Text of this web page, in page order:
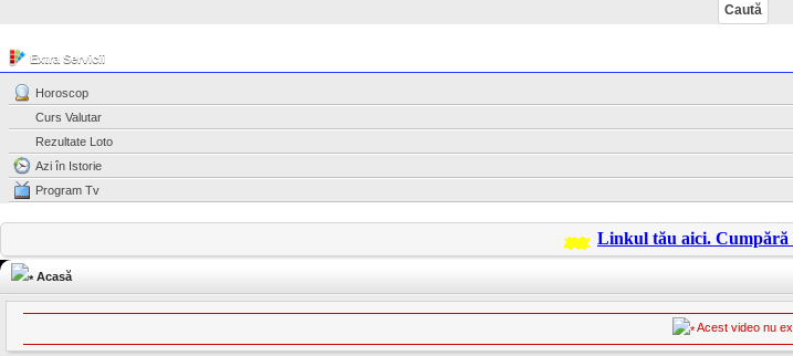
Extra Servicii
Horoscop
Curs Valutar
Rezultate Loto
Azi în Istorie
Program Tv
Linkul tău aici. Cumpără
Acasă
Acest video nu